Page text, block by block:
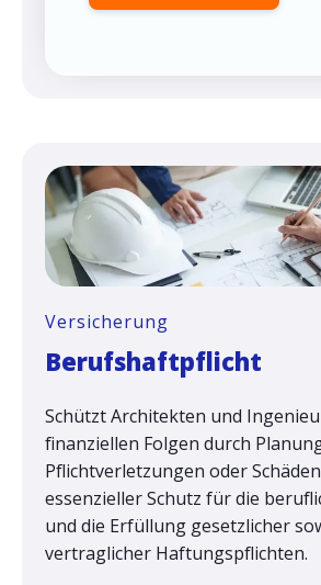
Versicherung
Berufshaftpflicht
Schützt Architekten und
finanziellen Folgen durch
Pflichtverletzungen oder
essenzieller Schutz für die
und die Erfüllung gesetzlicher
vertraglicher Haftungspflichten.